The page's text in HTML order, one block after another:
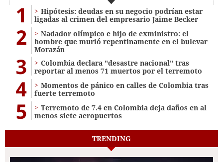
1
Hipótesis: deudas en su negocio podrían estar
ligadas al crimen del empresario Jaime Becker
2
Nadador olímpico e hijo de exministro: el
hombre que murió repentinamente en el bulevar
Morazán
3
Colombia declara "desastre nacional" tras
reportar al menos 71 muertos por el terremoto
4
Momentos de pánico en calles de Colombia tras
fuerte terremoto
5
Terremoto de 7.4 en Colombia deja daños en al
menos siete aeropuertos
TRENDING